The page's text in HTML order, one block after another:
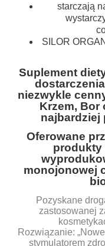
starczają
SILOR
Suplement
niezwykle
Krzem, Bor
najbardziej
Oferowane
produkty
monojonowej
Pozyskane
zastosowanej
Rozwiązanie:
stymulatorem